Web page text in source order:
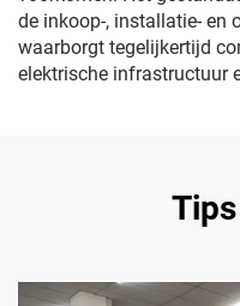
de inkoop-, installatie- en
waarborgt tegelijkertijd
elektrische infrastructuur